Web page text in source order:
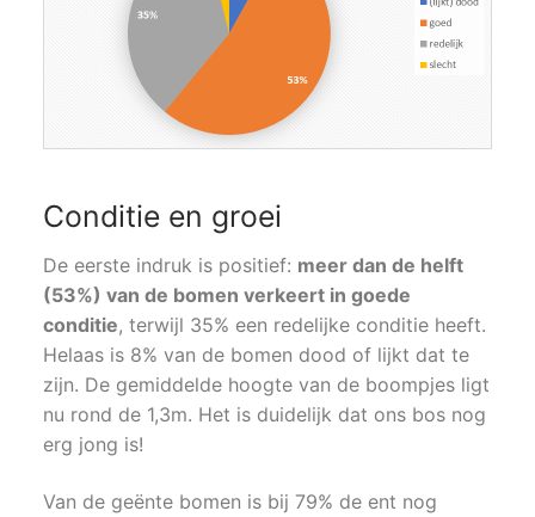
Conditie en groei
De eerste indruk is positief: meer dan de helft
(53%) van de bomen verkeert in goede
conditie, terwijl 35% een redelijke conditie heeft.
Helaas is 8% van de bomen dood of lijkt dat te
zijn. De gemiddelde hoogte van de boompjes ligt
nu rond de 1,3m. Het is duidelijk dat ons bos nog
erg jong is!
Van de geënte bomen is bij 79% de ent nog